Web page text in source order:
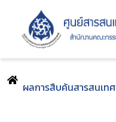
ผลการสืบค้นสารสนเทศ